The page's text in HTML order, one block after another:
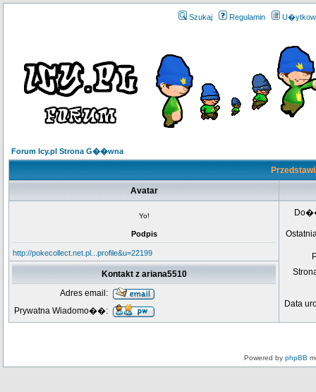
Szukaj Regulamin
Forum Icy.pl Strona G��wna
Avatar
Yo!
Podpis
http://pokecollect.net.pl...profile&u=22199
Data
Kontakt z ariana5510
Adres email:
Prywatna Wiadomo��:
Powered by phpBB